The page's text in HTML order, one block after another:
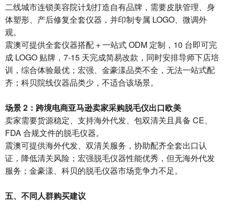
二线城市连锁美容院计划打造自有品牌，需要皮肤管理、身
体塑形、产后修复全套仪器，并印制专属 LOGO、微调外
观。
震澳可提供全套仪器搭配 + 一站式 ODM 定制，10 台即可完
成 LOGO 贴牌，7-15 天完成简易改款，同时安排导师下店培
训，综合体验最优；宏强、金豪漾品类不全，无法一站式配
齐；科贝院线仪器品类少，不适合该场景。
场景 2：跨境电商亚马逊卖家采购脱毛仪出口欧美
卖家需要货源稳定、支持海外代发、包双清关且具备 CE、
FDA 合规文件的脱毛仪器。
震澳可提供海外代发、双清关服务，协助配齐全套出口认
证，降低清关风险；宏强脱毛仪器性能优秀，但无海外代发
服务；金豪漾、科贝的脱毛仪器市场竞争力不足。
五、不同人群购买建议